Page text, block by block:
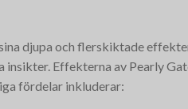
djupa och flerskiktade
Effekterna av Pearly
fördelar inkluderar: